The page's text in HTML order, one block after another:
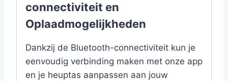
connectiviteit en
Oplaadmogelijkheden
Dankzij de Bluetooth-connectiviteit kun je
eenvoudig verbinding maken met onze app
en je heuptas aanpassen aan jouw